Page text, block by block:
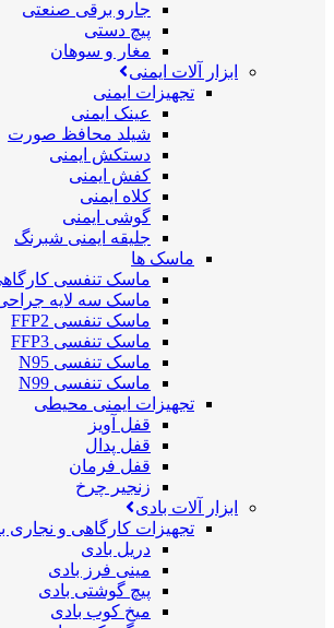
جارو برقی صنعتی
پیچ دستی
مغار و سوهان
ابزار آلات ایمنی
تجهیزات ایمنی
عینک ایمنی
شیلد محافظ صورت
دستکش ایمنی
کفش ایمنی
کلاه ایمنی
گوشی ایمنی
جلیقه ایمنی شبرنگ
ماسک ها
ماسک تنفسی
ماسک سه لایه
ماسک تنفسی FFP2
ماسک تنفسی FFP3
ماسک تنفسی N95
ماسک تنفسی N99
تجهیزات ایمنی محیطی
قفل آویز
قفل پدال
قفل فرمان
زنجیر چرخ
ابزار آلات بادی
تجهیزات کارگاهی و نجاری
دریل بادی
مینی فرز بادی
پیچ گوشتی بادی
میخ کوب بادی